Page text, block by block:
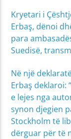
Kryetari i
Erbaş, dënoi
para
Suedisë,
Në një
Erbaş deklaroi:
e lejes nga
synon djegien
Stockholm të
dërguar për të